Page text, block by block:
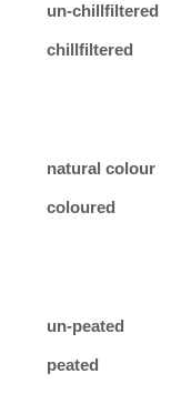
un-chillfiltered
chillfiltered
natural colour
coloured
un-peated
peated